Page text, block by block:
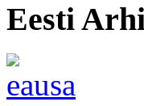
Eesti